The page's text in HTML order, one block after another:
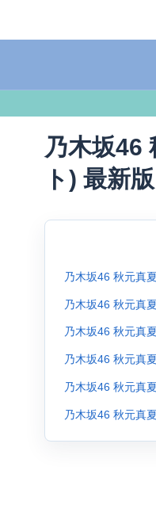
乃木坂46
ト) 最新版
乃木坂46 秋元真
乃木坂46 秋元真
乃木坂46 秋元真
乃木坂46 秋元真
乃木坂46 秋元真
乃木坂46 秋元真